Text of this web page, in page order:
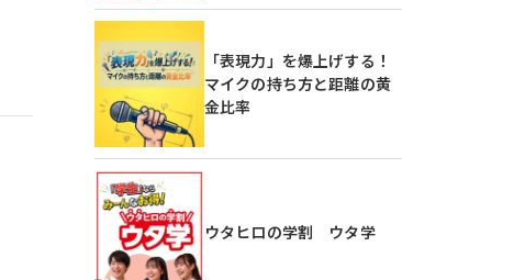
「表現力」を爆上げする！
マイクの持ち方と距離の黄
金比率
ウタヒロの学割 ウタ学